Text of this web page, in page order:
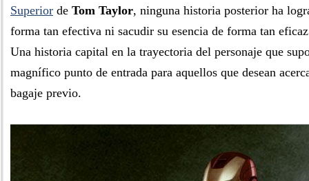
Superior de Tom Taylor, ninguna historia posterior ha
forma tan efectiva ni sacudir su esencia de forma tan
Una historia capital en la trayectoria del personaje que
magnífico punto de entrada para aquellos que desean
bagaje previo.